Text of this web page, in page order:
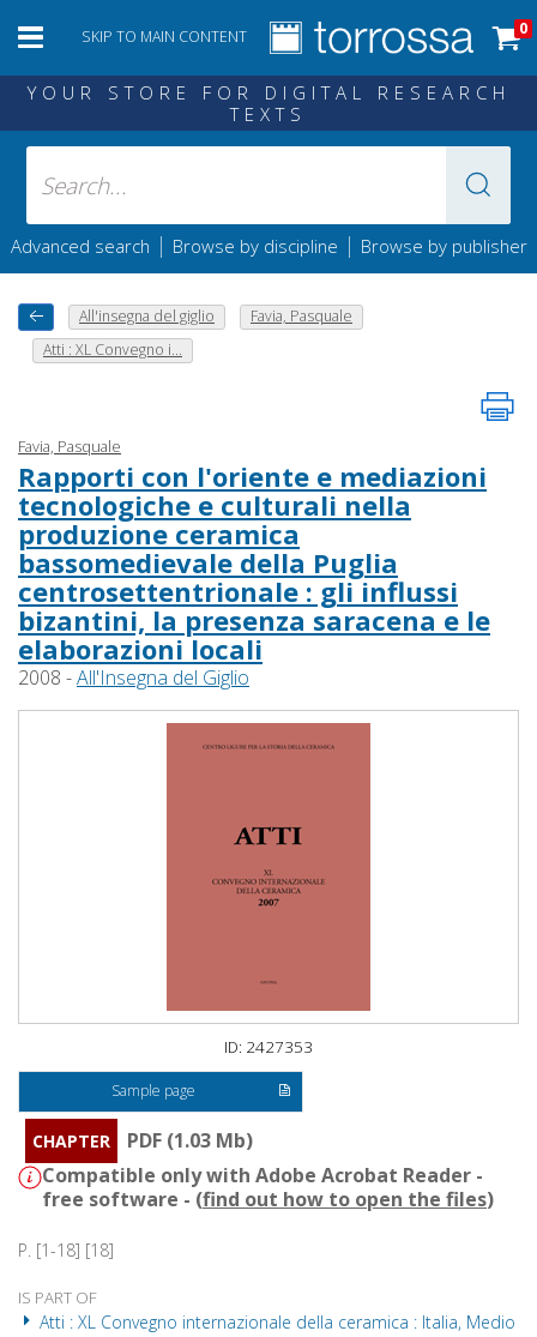
SKIP TO MAIN CONTENT 0
YOUR STORE FOR DIGITAL RESEARCH
TEXTS
Advanced search | Browse by discipline | Browse by publisher
All'insegna del giglio
Favia, Pasquale
Atti : XL Convegno i...
Favia, Pasquale
Rapporti con l'oriente e mediazioni
tecnologiche e culturali nella
produzione ceramica
bassomedievale della Puglia
centrosettentrionale : gli influssi
bizantini, la presenza saracena e le
elaborazioni locali
2008 -All'Insegna del Giglio
ID: 2427353
Sample page
CHAPTER
PDF (1.03 Mb)
Compatible only with Adobe Acrobat Reader -
free software - (find out how to open the files)
P. [1-18] [18]
IS PART OF
Atti : XL Convegno internazionale della ceramica : Italia, Medio